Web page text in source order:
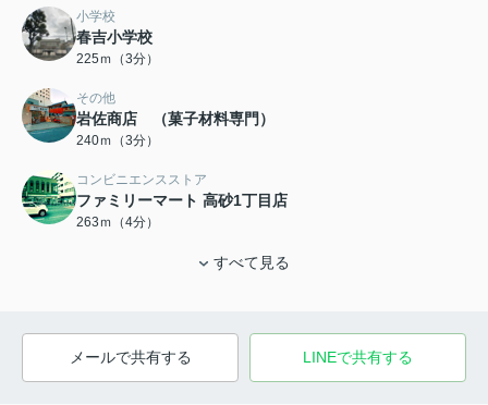
小学校
春吉小学校
225ｍ（3分）
その他
岩佐商店‎ （菓子材料専門）
240ｍ（3分）
コンビニエンスストア
ファミリーマート 高砂1丁目店
263ｍ（4分）
すべて見る
メールで共有する LINEで共有する